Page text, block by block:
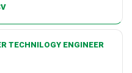
TECHNILOGY ENGINEER